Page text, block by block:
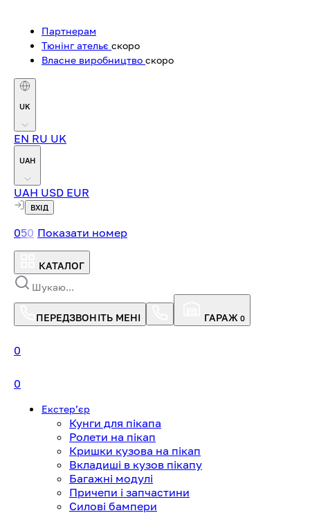
Партнерам
Тюнінг ательє скоро
Власне виробництво скоро
UK
EN RU UK
UAH
UAH USD EUR
ВХІД
050 Показати номер
КАТАЛОГ
ПЕРЕДЗВОНІТЬ МЕНІ ГАРАЖ 0
0
0
Екстерʼєр
Кунги для пікапа
Ролети на пікап
Кришки кузова на пікап
Вкладиші в кузов пікапу
Багажні модулі
Причепи і запчастини
Силові бампери